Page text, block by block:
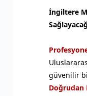
İngiltere
güvenilir
Doğrudan